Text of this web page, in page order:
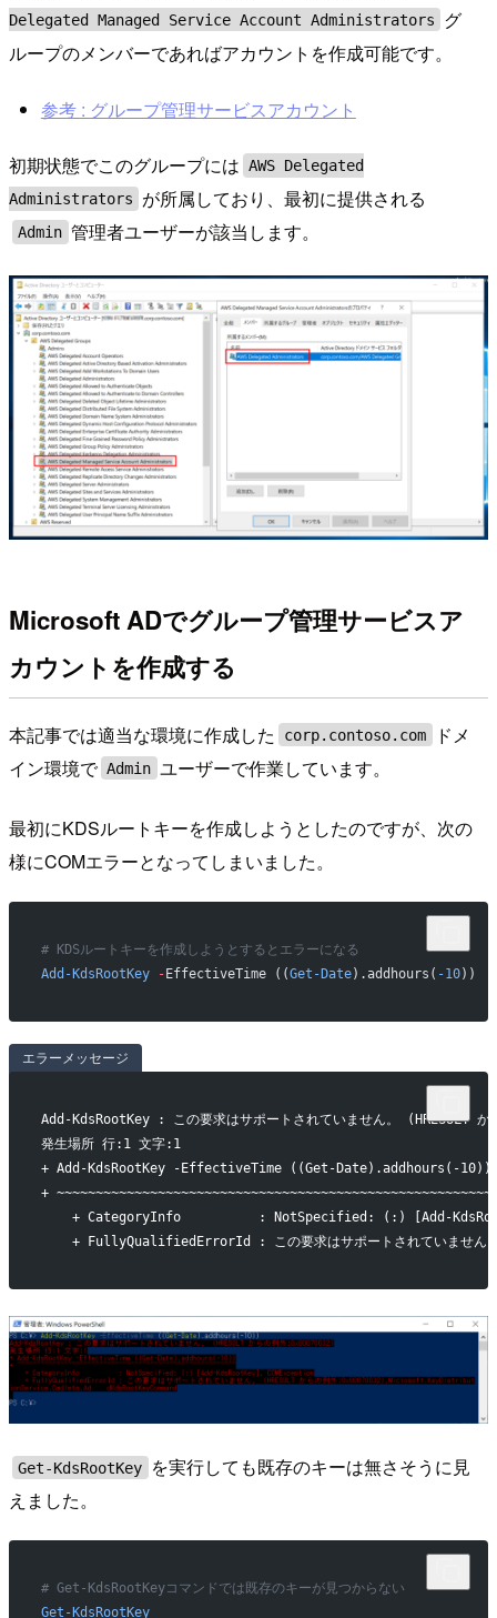
Delegated Managed Service Account Administrators
グ
ループのメンバーであればアカウントを作成可能です。
参考 : グループ管理サービスアカウント
初期状態でこのグループには AWS Delegated
Administrators
が所属しており、最初に提供される
Admin 管理者ユーザーが該当します。
Microsoft ADでグループ管理サービスア
カウントを作成する
本記事では適当な環境に作成した corp.contoso.com
ドメ
イン環境で Admin ユーザーで作業しています。
最初にKDSルートキーを作成しようとしたのですが、次の
様にCOMエラーとなってしまいました。
# KDSルートキーを作成しようとするとエラーになる
Add-KdsRootKey -EffectiveTime ((Get-Date).addhours( -10))
エラーメッセージ
Add-KdsRootKey : この要求はサポートされていません。 (HRESULT
発生場所 行:1 文字:1
+ Add-KdsRootKey -EffectiveTime ((Get-Date).addhours(-10))
+ ~~~~~~~~~~~~~~~~~~~~~~~~~~~~~~~~~~~~~~~~~~~~~~~~~~~~~~~~
+ CategoryInfo          : NotSpecified: (:) [Add-
+ FullyQualifiedErrorId : この要求はサポートされていま
Get-KdsRootKey
を実行しても既存のキーは無さそうに見
えました。
# Get-KdsRootKeyコマンドでは既存のキーが見つからない
Get-KdsRootKey